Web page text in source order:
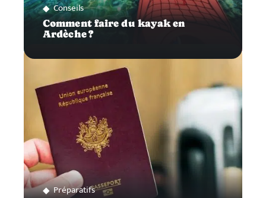
Conseils
Comment faire du kayak en
Ardèche ?
Préparatifs